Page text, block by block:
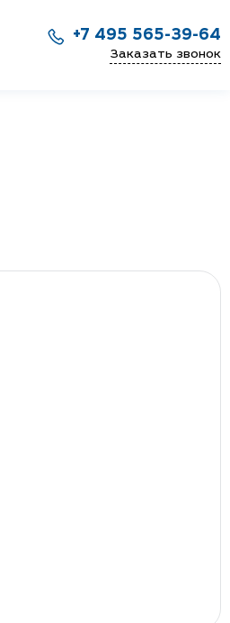
+7 495 565-39-64
Заказать звонок